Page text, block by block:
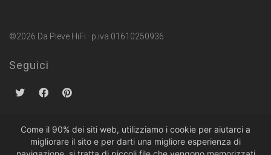
©2026 Da Pieve HiFi · p.iva 01610250936
Seguici
Politiche sulla Privacy· Condizioni di Vendita
Come il 90% dei siti web, utilizziamo i cookie per aiutarci a
migliorare il sito e per darti una migliore esperienza di